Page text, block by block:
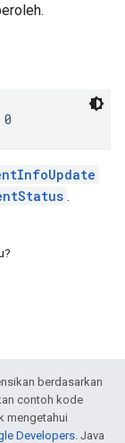
0
.
berdasarkan
contoh kode
mengetahui
Developers. Java